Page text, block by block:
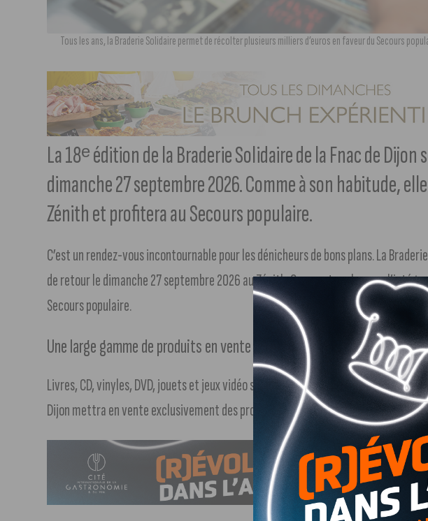
Tous les ans, la Braderie Solidaire permet de récolter plusieurs milliers d’euros en faveur du Secours
La 18ᵉ édition de la Braderie Solidaire de la Fnac de Dijon
dimanche 27 septembre 2026. Comme à son habitude,
Zénith et profitera au Secours populaire.
C’est un rendez-vous incontournable pour les dénicheurs de bons plans. La
de retour le dimanche 27 septembre 2026 au Zénith. Comme tous les ans,
Secours populaire.
Une large gamme de produits en vente
Livres, CD, vinyles, DVD, jouets et jeux vidéo seront à disposition, de quoi plaire aux
Dijon mettra en vente exclusivement des produits neufs, à bas prix, pour tous les